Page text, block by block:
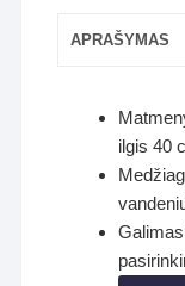
APRAŠYMAS
ilgis 40